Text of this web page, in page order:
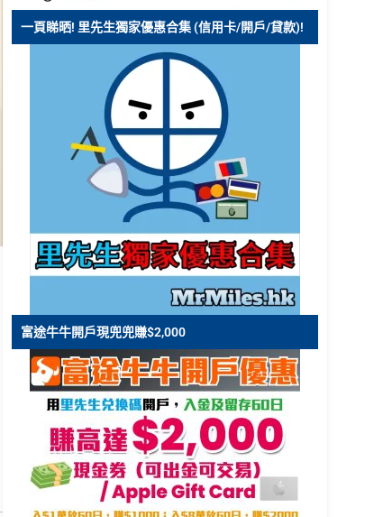
一頁睇晒! 里先生獨家優惠合集 (信用卡/開戶/貸款)!
富途牛牛開戶現兜兜賺$2,000